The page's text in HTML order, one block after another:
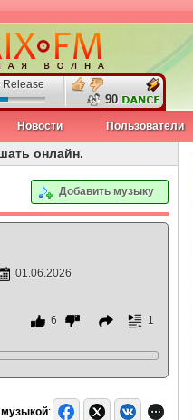
Yourself 1283
90
Новости Пользователи
онлайн.
Добавить музыку
01.06.2026
6 1
: